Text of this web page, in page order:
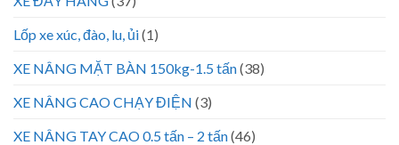
Lốp xe xúc, đào, lu, ủi(1)
XE NÂNG MẶT BÀN 150kg-1.5 tấn(38)
XE NÂNG CAO CHẠY ĐIỆN (3)
XE NÂNG TAY CAO 0.5 tấn – 2 tấn(46)